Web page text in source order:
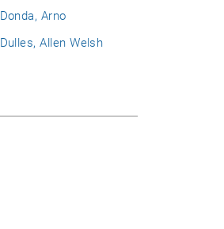
Donda, Arno
Dulles, Allen Welsh